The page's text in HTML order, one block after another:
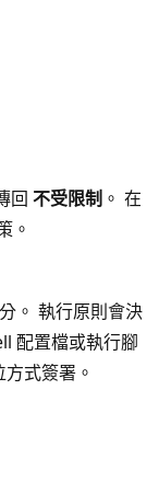
回 不受限制 。 在
。
。 執行原則會決
配置檔或執行腳
式簽署。